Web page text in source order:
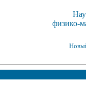
физико-